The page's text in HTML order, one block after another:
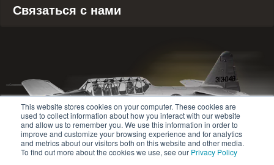
This website stores cookies on your computer. These cookies are
used to collect information about how you interact with our website
and allow us to remember you. We use this information in order to
improve and customize your browsing experience and for analytics
and metrics about our visitors both on this website and other media.
To find out more about the cookies we use, see our Privacy Policy
Связаться с нами